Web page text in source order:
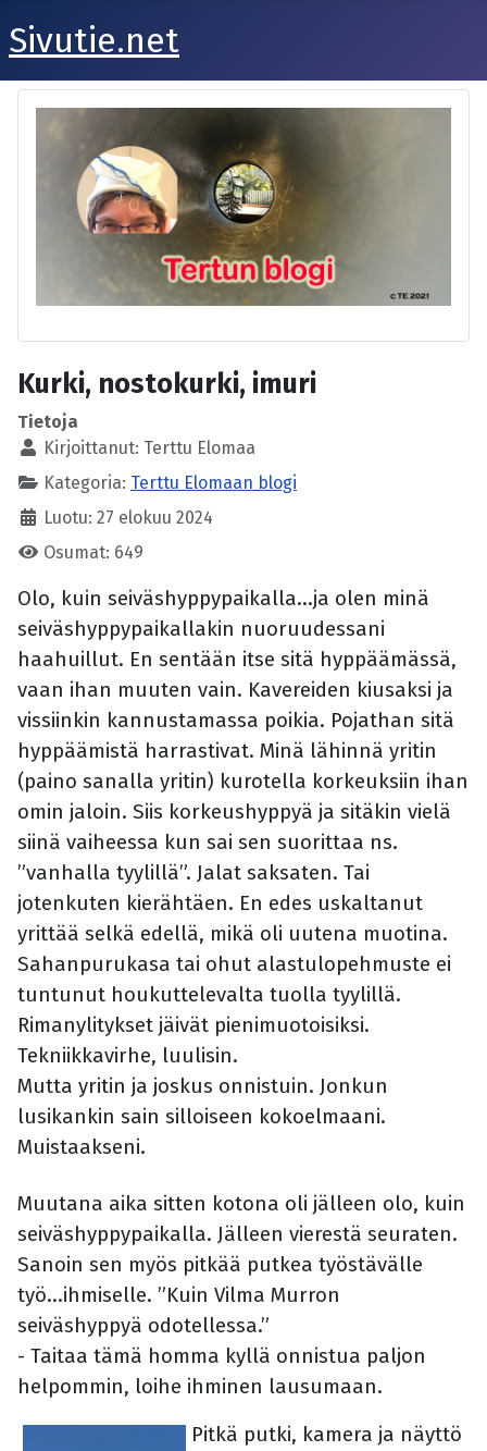
Sivutie.net
Kurki, nostokurki, imuri
Tietoja
Kirjoittanut: Terttu Elomaa
Kategoria: Terttu Elomaan blogi
Luotu: 27 elokuu 2024
Osumat: 649
Olo, kuin seiväshyppypaikalla...ja olen minä
seiväshyppypaikallakin nuoruudessani
haahuillut. En sentään itse sitä hyppäämässä,
vaan ihan muuten vain. Kavereiden kiusaksi ja
vissiinkin kannustamassa poikia. Pojathan sitä
hyppäämistä harrastivat. Minä lähinnä yritin
(paino sanalla yritin) kurotella korkeuksiin ihan
omin jaloin. Siis korkeushyppyä ja sitäkin vielä
siinä vaiheessa kun sai sen suorittaa ns.
”vanhalla tyylillä”. Jalat saksaten. Tai
jotenkuten kierähtäen. En edes uskaltanut
yrittää selkä edellä, mikä oli uutena muotina.
Sahanpurukasa tai ohut alastulopehmuste ei
tuntunut houkuttelevalta tuolla tyylillä.
Rimanylitykset jäivät pienimuotoisiksi.
Tekniikkavirhe, luulisin.
Mutta yritin ja joskus onnistuin. Jonkun
lusikankin sain silloiseen kokoelmaani.
Muistaakseni.
Muutana aika sitten kotona oli jälleen olo, kuin
seiväshyppypaikalla. Jälleen vierestä seuraten.
Sanoin sen myös pitkää putkea työstävälle
työ...ihmiselle. ”Kuin Vilma Murron
seiväshyppyä odotellessa.”
- Taitaa tämä homma kyllä onnistua paljon
helpommin, loihe ihminen lausumaan.
Pitkä putki, kamera ja näyttö